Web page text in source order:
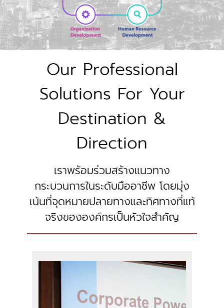
Our Professional
Solutions For Your
Destination &
Direction
เราพร้อมร่วมสร้างแนวทาง
กระบวนการในระดับมืออาชีพ โดยมุ่ง
เน้นที่จุดหมายปลายทางและทิศทางที่แท้
จริงขององค์กรเป็นหัวใจสำคัญ